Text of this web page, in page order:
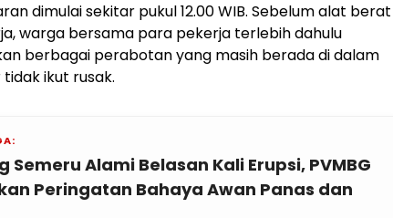
dimulai sekitar pukul 12.00 WIB. Sebelum alat berat
warga bersama para pekerja terlebih dahulu
berbagai perabotan yang masih berada di dalam
ikut rusak.
Semeru Alami Belasan Kali Erupsi, PVMBG
Peringatan Bahaya Awan Panas dan